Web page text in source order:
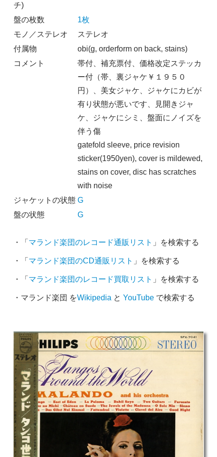
チ)
盤の枚数
1枚
モノ／ステレオ
ステレオ
付属物
obi(g, orderform on back, stains)
コメント
帯付、補充票付、価格改定ステッカ
ー付（帯、裏ジャケ￥１９５０
円）、美女ジャケ、ジャケにカビが
有り状態が悪いです、見開きジャ
ケ、ジャケにシミ、盤面にノイズを
伴う傷
gatefold sleeve, price revision
sticker(1950yen), cover is mildewed,
stains on cover, disc has scratches
with noise
ジャケットの状態 G
盤の状態
G
・「 マランド楽団のレコード通販リスト 」を検索する
・「 マランド楽団のCD通販リスト 」を検索する
・「 マランド楽団のレコード買取リスト 」を検索する
・マランド楽団 をWikipedia と YouTubeで検索する